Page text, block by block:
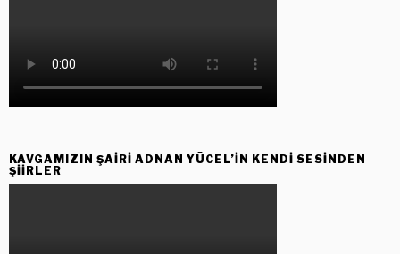
KAVGAMIZIN ŞAIRI ADNAN YÜCEL’IN KENDI SESINDEN
ŞIIRLER